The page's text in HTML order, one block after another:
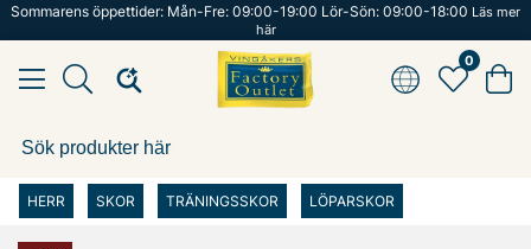
Sommarens öppettider: Mån-Fre: 09:00-19:00 Lör-Sön: 09:00-18:00 Läs mer
här
0
HERR SKOR TRÄNINGSSKOR LÖPARSKOR